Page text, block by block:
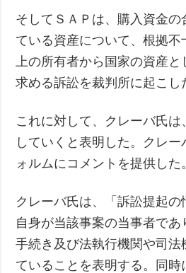
そしてＳＡＰは、購入資金の
ている資産について、根拠不
上の所有者から国家の資産
求める訴訟を裁判所に起こし
これに対して、クレーバ氏は
していくと表明した。クレ
ォルムにコメントを提供した
クレーバ氏は、「訴訟提起
自身が当該事案の当事者であ
手続き及び法執行機関や司法
ていることを表明する。同時